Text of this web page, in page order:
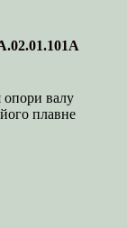
опори валу
його плавне